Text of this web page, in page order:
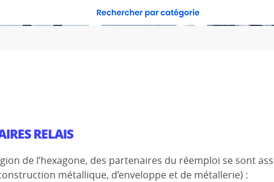
RELAIS
de l’hexagone, des partenaires du réemploi se sont
métallique, d’enveloppe et de métallerie) :